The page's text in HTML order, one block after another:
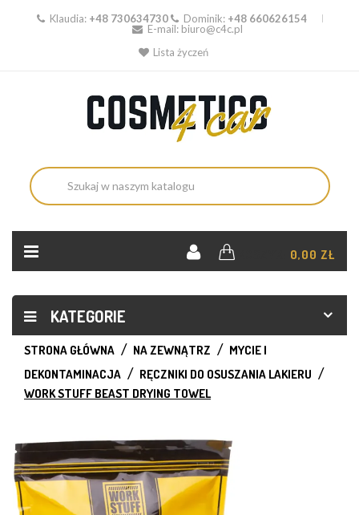
Klaudia: +48 730634730 Dominik: +48 660626154
E-mail: biuro@c4c.pl
Lista życzeń
0,00 ZŁ
KATEGORIE
STRONA GŁÓWNA NA ZEWNĄTRZ
MYCIE I
DEKONTAMINACJA
RĘCZNIKI DO OSUSZANIA LAKIERU
WORK STUFF BEAST DRYING TOWEL